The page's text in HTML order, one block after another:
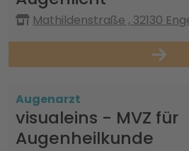
Mathildenstraße , 32130
Augenarzt
visualeins - MVZ für
Augenheilkunde